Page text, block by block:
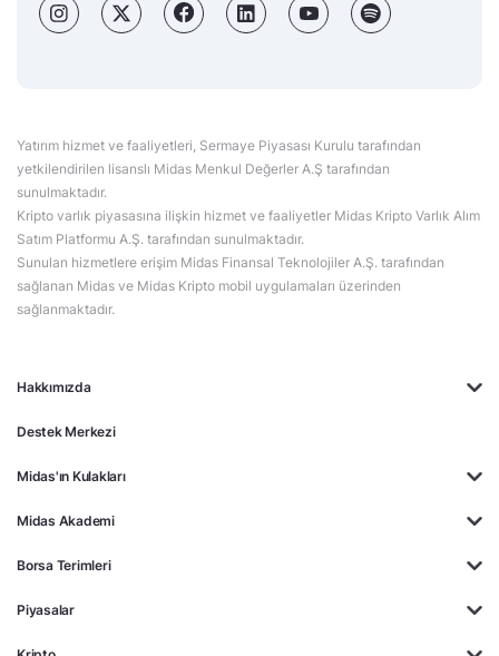
Hakkımızda
Destek Merkezi
Midas'ın Kulakları
Midas Akademi
Borsa Terimleri
Piyasalar
Yatırım hizmet ve faaliyetleri, Sermaye Piyasası Kurulu tarafından
yetkilendirilen lisanslı Midas Menkul Değerler A.Ş tarafından
sunulmaktadır.
Kripto varlık piyasasına ilişkin hizmet ve faaliyetler Midas Kripto Varlık Alım
Satım Platformu A.Ş. tarafından sunulmaktadır.
Sunulan hizmetlere erişim Midas Finansal Teknolojiler A.Ş. tarafından
sağlanan Midas ve Midas Kripto mobil uygulamaları üzerinden
sağlanmaktadır.